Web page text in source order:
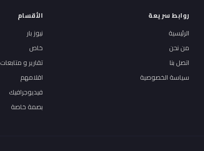
روابط سريعة
الرئيسية
من نحن
اتصل بنا
سياسة الخصوصية
الأقسام
نيوز بار
خاص
تقارير و متابعات
اقلامهم
فيديوجرافيك
بصمة خاصة